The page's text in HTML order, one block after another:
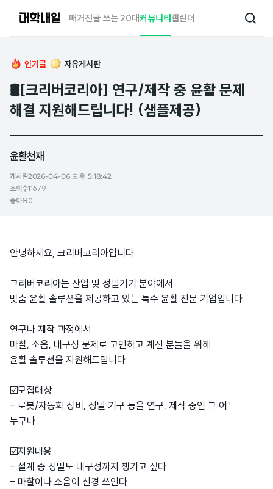
매거진글 쓰는 20대커뮤니티캘린더
검
인기글 자유게시판
🛢️[크리버코리아] 연구/제작 중 윤활 문제
해결 지원해드립니다! (샘플제공)
윤활천재
게시일2026-04-06 오후 5:18:42
조회수11679
좋아요0
안녕하세요, 크리버코리아입니다.
크리버코리아는 산업 및 정밀기기 분야에서
맞춤 윤활 솔루션을 제공하고 있는 특수 윤활 전문 기업입니다.
연구나 제작 과정에서
마찰, 소음, 내구성 문제로 고민하고 계신 분들을 위해
윤활 솔루션을 지원해드립니다.
☑️모집대상
- 로봇/자동화 장비, 정밀 기구 등을 연구, 제작 중인 그 어느
누구나
☑️지원내용
- 설계 중 정밀도 내구성까지 챙기고 싶다
- 마찰이나 소음이 신경 쓰인다